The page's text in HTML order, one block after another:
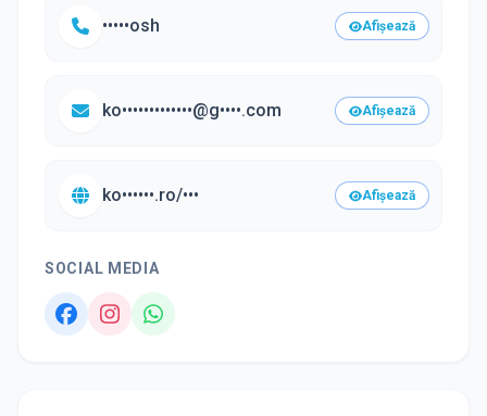
•••••osh Afișează
ko•••••••••••••@g••••.com Afișează
ko••••••.ro/••• Afișează
SOCIAL MEDIA